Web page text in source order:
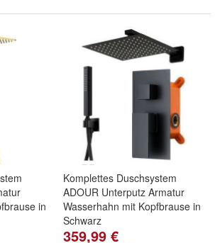
in
Komplettes Duschsystem
ADOUR Unterputz Armatur
Wasserhahn mit Kopfbrause in
Schwarz
359,99 €